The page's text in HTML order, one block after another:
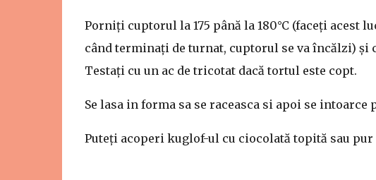
Porniți cuptorul la 175 până la 180°C (faceți acest
când terminați de turnat, cuptorul se va încălzi) și
Testați cu un ac de tricotat dacă tortul este copt.
Se lasa in forma sa se raceasca si apoi se intoarce
Puteți acoperi kuglof-ul cu ciocolată topită sau